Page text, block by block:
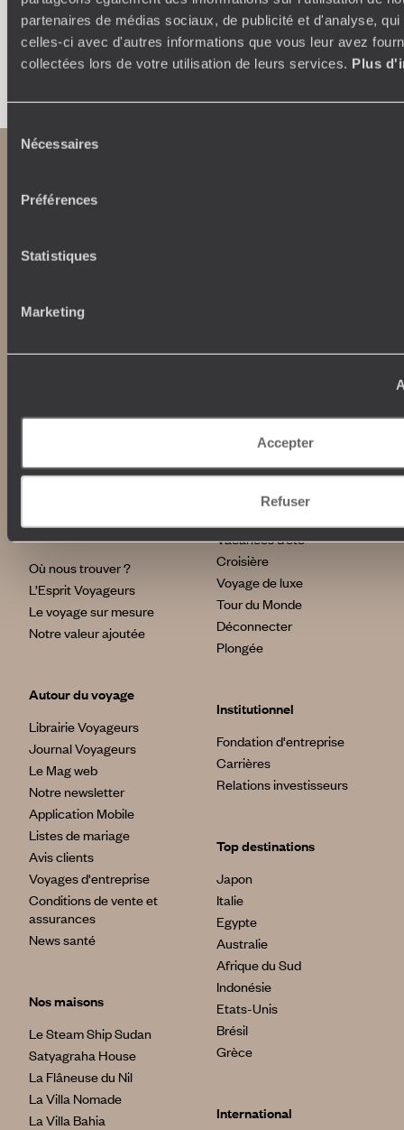
partenaires de médias sociaux, de publicité et d'analyse,
celles-ci avec d'autres informations que vous leur avez
collectées lors de votre utilisation de leurs services. Plus
Sélection
Nécessaires
Préférences
Statistiques
Marketing
Accepter
Refuser
Faites créer votre voyage
Nos engagements
Tourisme responsable
Où nous trouver ?
L’Esprit Voyageurs
Le voyage sur mesure
Notre valeur ajoutée
Autour du voyage
Librairie Voyageurs
Journal Voyageurs
Le Mag web
Notre newsletter
Application Mobile
Listes de mariage
Avis clients
Voyages d'entreprise
Conditions de vente et
assurances
News santé
Nos maisons
Le Steam Ship Sudan
Satyagraha House
La Flâneuse du Nil
La Villa Nomade
La Villa Bahia
Idées voyages
On part où ?
Voyage de noces
Vacances en famille
Vacances d’été
Croisière
Voyage de luxe
Tour du Monde
Déconnecter
Plongée
Institutionnel
Fondation d'entreprise
Carrières
Relations investisseurs
Top destinations
Japon
Italie
Egypte
Australie
Afrique du Sud
Indonésie
Etats-Unis
Brésil
Grèce
International